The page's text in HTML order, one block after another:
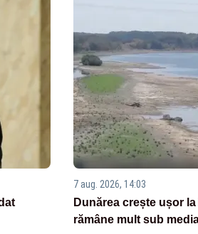
7 aug. 2026, 14:03
Dunărea crește ușor
rămâne mult sub